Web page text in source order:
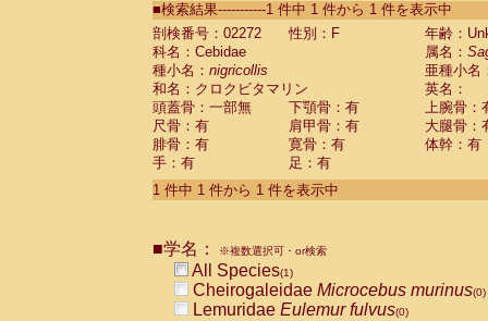
CebidaeSaguinus labiatus(0)
Cebidae Saguinus leucopus (0)
Cebidae
CebidaeSaguinus mystax
CebidaeSaguinus nigricollis (1)
Cebidae Saguinus oedipus
Cebidae Saguinus weddelli
Cebidae Saguinusspp.
Cebidae Aotus trivirgatus
Cebidae Cebus albifrons
CebidaeCebus nigrivittatus
CebidaeCebus
CebidaeSaimiri boliviensis(0)
CebidaeSaimiri sciureus(0)
■検索結果-----------1 件中 1 件から 1 件を表示中
剖検番号：02272
性別：F
年齢：
科名：Cebidae
属名：
種小名： nigricollis
亜種小名
和名：クロクビタマリン
英名：
頭蓋骨：一部無
下顎骨：有
上腕骨：
尺骨：有
肩甲骨：有
大腿骨：
腓骨：有
寛骨：有
体幹：有
手：有
足：有
1 件中 1 件から 1 件を表示中
■学名： ※複数選択可・or検索
All Species(1)
Cheirogaleidae Microcebus murinus(0)
Lemuridae Eulemur fulvus(0)